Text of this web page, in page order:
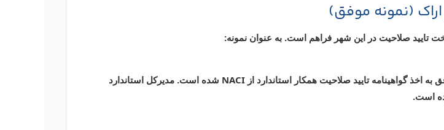
تایید صلاحیت در این شهر فراهم است. به عنوان نمونه:
این آزمایشگاه در ۶ گروه عمده (مواد غذایی، سموم، میکروبیولوژی و...) موفق به اخذ گواهینامه تایید صلاحیت همکار استاندارد از NACI شده است. مدیرکل استاندارد
است.